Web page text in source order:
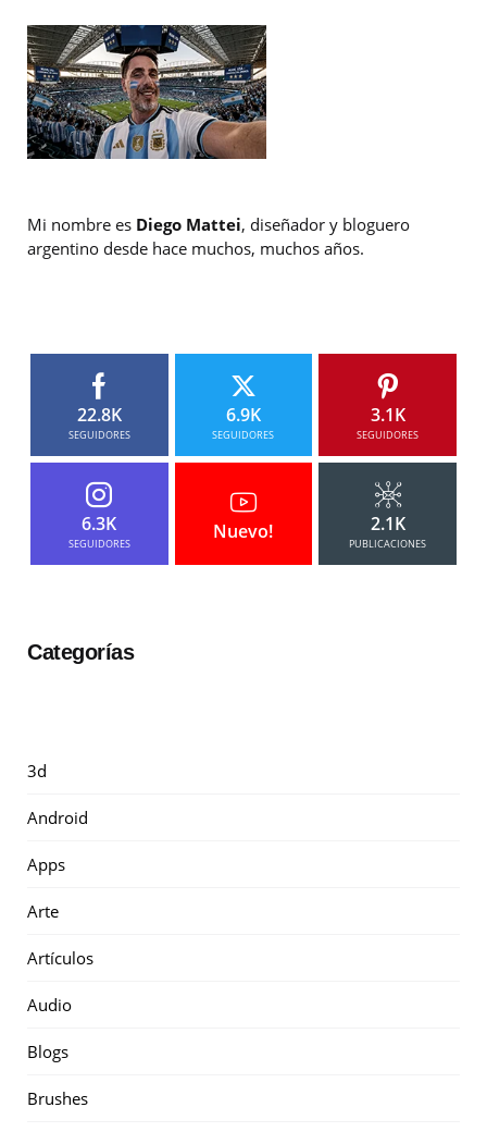
Mi nombre es Diego Mattei, diseñador y bloguero
argentino desde hace muchos, muchos años.
22.8K
SEGUIDORES
6.9K
SEGUIDORES
3.1K
SEGUIDORES
6.3K
SEGUIDORES
Nuevo! 2.1K
PUBLICACIONES
Categorías
3d
Android
Apps
Arte
Artículos
Audio
Blogs
Brushes